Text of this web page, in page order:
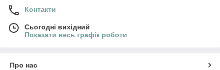
Контакти
Сьогодні вихідний
Показати весь графік роботи
Про нас